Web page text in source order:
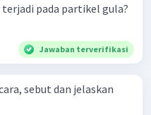
pada partikel gula?
Jawaban terverifikasi
sebut dan jelaskan